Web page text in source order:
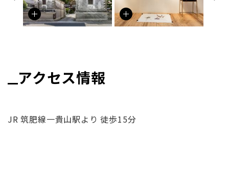
アクセス情報
JR 筑肥線一貴山駅より 徒歩15分